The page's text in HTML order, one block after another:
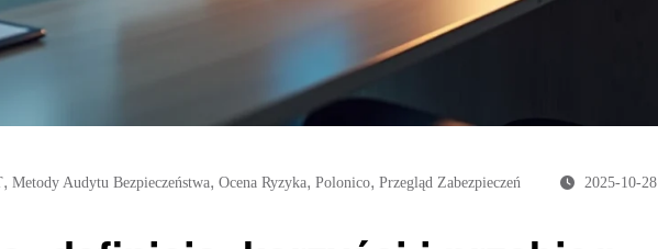
, Metody Audytu Bezpieczeństwa, Ocena Ryzyka, Polonico, Przegląd Zabezpieczeń 2025-10-28